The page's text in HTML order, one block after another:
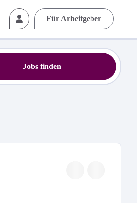
Für Arbeitgeber
Jobs finden